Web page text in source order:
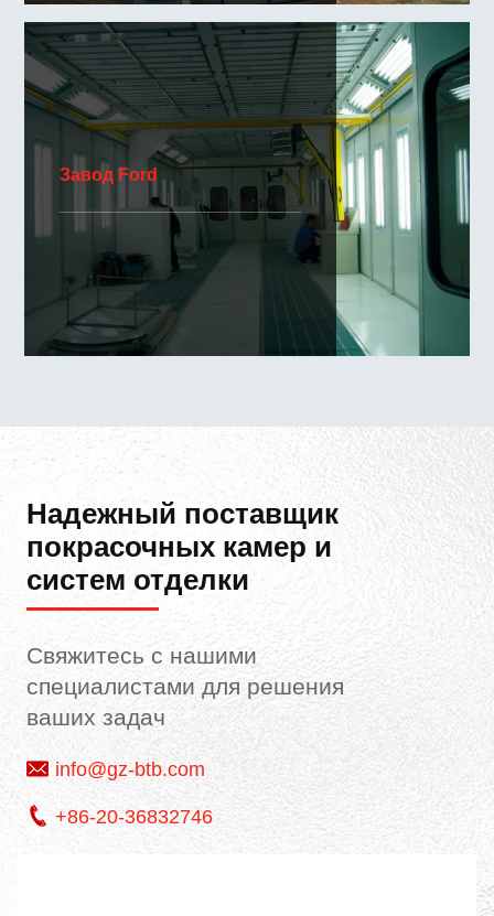
Завод Ford
Надежный поставщик
покрасочных камер и
систем отделки
Свяжитесь с нашими
специалистами для решения
ваших задач
info@gz-btb.com
+86-20-36832746